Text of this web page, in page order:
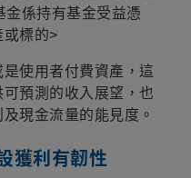
金係持有基金受益憑
或標的>
使用者付費資產，這
預測的收入展望，也
現金流量的能見度。
獲利有韌性